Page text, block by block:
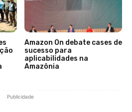
Amazon On debate cases de
sucesso para
aplicabilidades na
Amazônia
Publicidade